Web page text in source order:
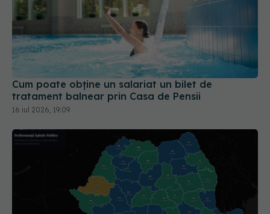
Cum poate obține un salariat un bilet de
tratament balnear prin Casa de Pensii
16 iul 2026, 19:09